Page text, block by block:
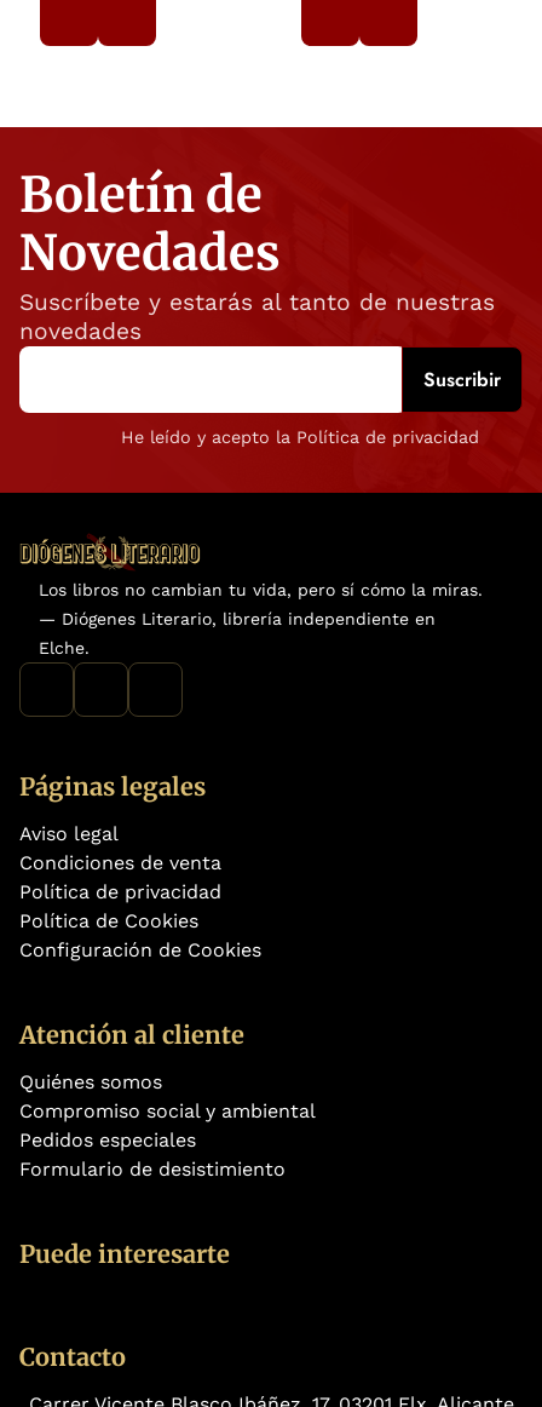
Boletín de
Novedades
Suscríbete y estarás al tanto de nuestras
novedades
He leído y acepto la Política de privacidad
Los libros no cambian tu vida, pero sí cómo la miras.
— Diógenes Literario, librería independiente en
Elche.
Páginas legales
Aviso legal
Condiciones de venta
Política de privacidad
Política de Cookies
Configuración de Cookies
Atención al cliente
Quiénes somos
Compromiso social y ambiental
Pedidos especiales
Formulario de desistimiento
Puede interesarte
Contacto